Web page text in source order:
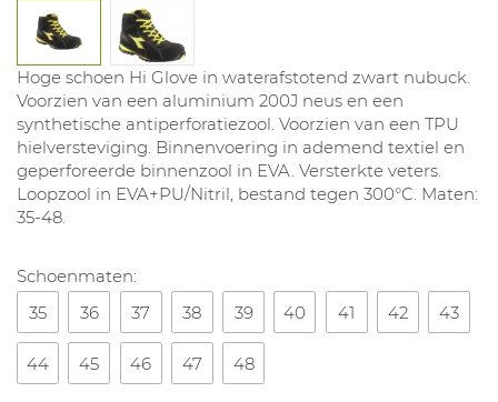
Hoge schoen Hi Glove in waterafstotend zwart nubuck.
Voorzien van een aluminium 200J neus en een
synthetische antiperforatiezool. Voorzien van een TPU
hielversteviging. Binnenvoering in ademend textiel en
geperforeerde binnenzool in EVA. Versterkte veters.
Loopzool in EVA+PU/Nitril, bestand tegen 300°C. Maten:
35-48.
Schoenmaten:
35
36 37 38 39 40 41 42 43
44 45 46 47 48